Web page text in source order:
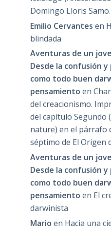
Domingo Lloris Samo.
Emilio Cervantes en
blindada
Aventuras de un
Desde la confusión
como todo buen
pensamiento en
del creacionismo.
del capítulo Segundo
nature) en el párrafo
séptimo de El Origen
Aventuras de un
Desde la confusión
como todo buen
pensamiento en El
darwinista
Mario en Hacia una